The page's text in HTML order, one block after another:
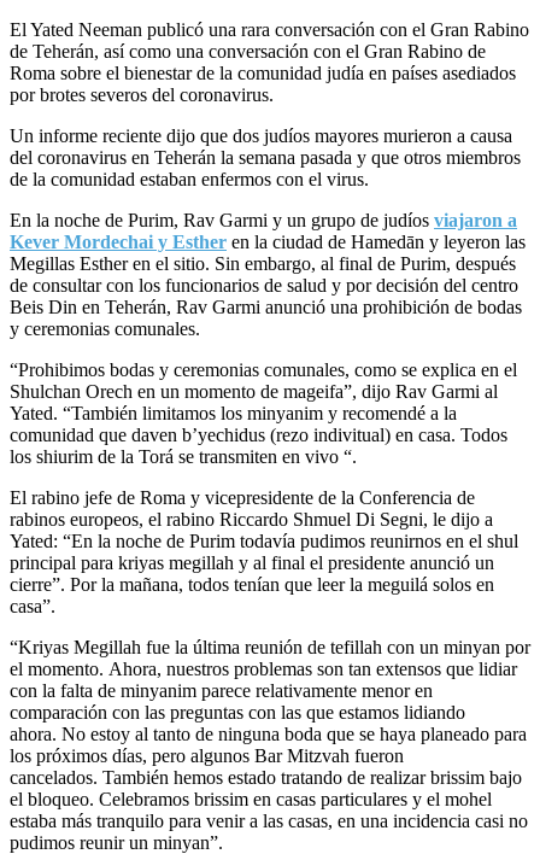
El Yated Neeman publicó una rara conversación con el Gran Rabino
de Teherán, así como una conversación con el Gran Rabino de
Roma sobre el bienestar de la comunidad judía en países asediados
por brotes severos del coronavirus.
Un informe reciente dijo que dos judíos mayores murieron a causa
del coronavirus en Teherán la semana pasada y que otros miembros
de la comunidad estaban enfermos con el virus.
En la noche de Purim, Rav Garmi y un grupo de judíos viajaron a
Kever Mordechai y Esther en la ciudad de Hamedān y leyeron las
Megillas Esther en el sitio. Sin embargo, al final de Purim, después
de consultar con los funcionarios de salud y por decisión del centro
Beis Din en Teherán, Rav Garmi anunció una prohibición de bodas
y ceremonias comunales.
“Prohibimos bodas y ceremonias comunales, como se explica en el
Shulchan Orech en un momento de mageifa”, dijo Rav Garmi al
Yated. “También limitamos los minyanim y recomendé a la
comunidad que daven b’yechidus (rezo indivitual) en casa. Todos
los shiurim de la Torá se transmiten en vivo “.
El rabino jefe de Roma y vicepresidente de la Conferencia de
rabinos europeos, el rabino Riccardo Shmuel Di Segni, le dijo a
Yated: “En la noche de Purim todavía pudimos reunirnos en el shul
principal para kriyas megillah y al final el presidente anunció un
cierre”. Por la mañana, todos tenían que leer la meguilá solos en
casa”.
“Kriyas Megillah fue la última reunión de tefillah con un minyan por
el momento. Ahora, nuestros problemas son tan extensos que lidiar
con la falta de minyanim parece relativamente menor en
comparación con las preguntas con las que estamos lidiando
ahora. No estoy al tanto de ninguna boda que se haya planeado para
los próximos días, pero algunos Bar Mitzvah fueron
cancelados. También hemos estado tratando de realizar brissim bajo
el bloqueo. Celebramos brissim en casas particulares y el mohel
estaba más tranquilo para venir a las casas, en una incidencia casi no
pudimos reunir un minyan”.